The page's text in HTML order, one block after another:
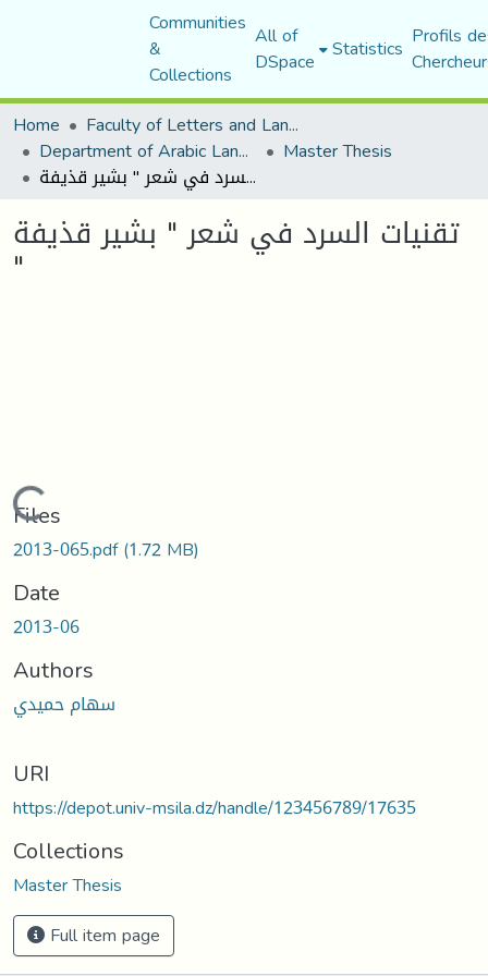
Communities
&
Collections
All of
DSpace Statistics Profils
Home
Faculty of Letters and Languages
Department of Arabic Language and Literature Master Thesis
تقنيات السرد في شعر " بشير قذيفة "
تقنيات السرد في شعر " بشير قذيفة
"
Loading...
Files
2013-065.pdf(1.72 MB)
Date
2013-06
Authors
سهام حميدي
URI
https://depot.univ-msila.dz/handle/123456789/17635
Collections
Master Thesis
Full item page